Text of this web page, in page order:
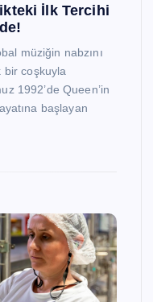
İlk Tercihi
müziğin nabzını
bir coşkuyla
1992’de Queen’in
başlayan